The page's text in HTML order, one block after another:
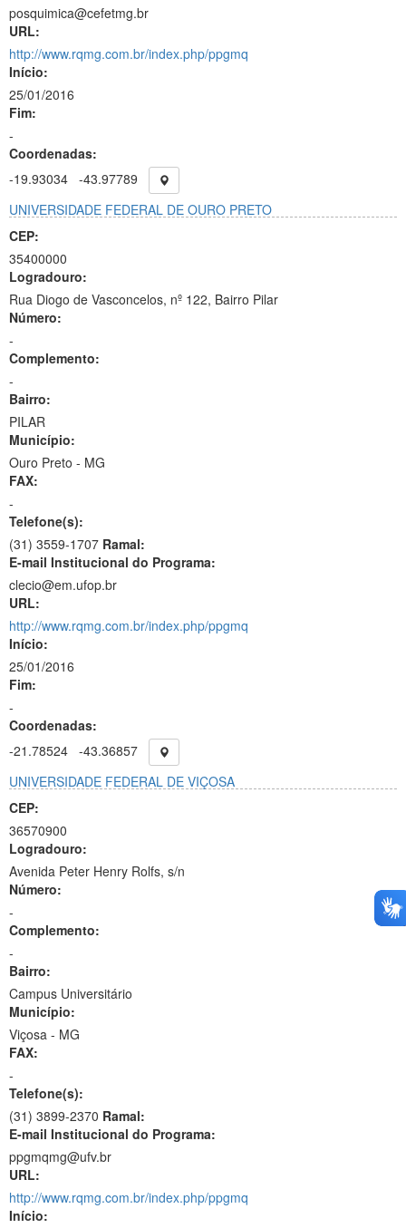
posquimica@cefetmg.br
URL:
http://www.rqmg.com.br/index.php/ppgmq
Início:
25/01/2016
Fim:
-
Coordenadas:
-19.93034 -43.97789
UNIVERSIDADE FEDERAL DE OURO PRETO
CEP:
35400000
Logradouro:
Rua Diogo de Vasconcelos, nº 122, Bairro Pilar
Número:
-
Complemento:
-
Bairro:
PILAR
Município:
Ouro Preto - MG
FAX:
-
Telefone(s):
(31) 3559-1707 Ramal:
E-mail Institucional do Programa:
clecio@em.ufop.br
URL:
http://www.rqmg.com.br/index.php/ppgmq
Início:
25/01/2016
Fim:
-
Coordenadas:
-21.78524 -43.36857
UNIVERSIDADE FEDERAL DE VIÇOSA
CEP:
36570900
Logradouro:
Avenida Peter Henry Rolfs, s/n
Número:
-
Complemento:
-
Bairro:
Campus Universitário
Município:
Viçosa - MG
FAX:
-
Telefone(s):
(31) 3899-2370 Ramal:
E-mail Institucional do Programa:
ppgmqmg@ufv.br
URL:
http://www.rqmg.com.br/index.php/ppgmq
Início: